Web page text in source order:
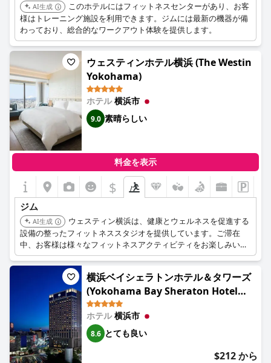
AI生成
このホテルにはフィットネスセンターがあり、お客
様はトレーニング施設を利用できます。ジムには最新の機器が備
わっており、総合的なワークアウト体験を提供します。
ウェスティンホテル横浜 (The Westin
Yokohama)
ホテル横浜市
9.0 素晴らしい
料金を表示
$
ジム
AI生成
ウェスティン横浜は、健康とウェルネスを促進する
設備の整ったフィットネススタジオを提供しています。ご滞在
中、お客様は様々なフィットネスアクティビティをお楽しみいた
だけます。
横浜ベイシェラトンホテル＆タワーズ
(Yokohama Bay Sheraton Hotel
and Towers)
ホテル横浜市
8.6 とても良い
$212 から